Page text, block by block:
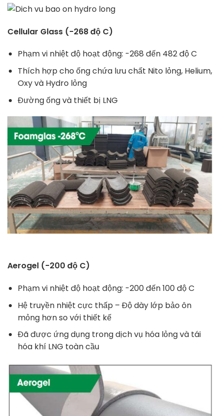
Cellular Glass (-268 độ C)
Phạm vi nhiệt độ hoạt động: -268 đến 482 độ C
Thích hợp cho ống chứa lưu chất Nito lỏng, Helium,
Oxy và Hydro lỏng
Đường ống và thiết bị LNG
Aerogel (-200 độ C)
Phạm vi nhiệt độ hoạt động: -200 đến 100 độ C
Hệ truyền nhiệt cực thấp – Độ dày lớp bảo ôn
mỏng hơn so với thiết kế
Đã được ứng dụng trong dịch vụ hóa lỏng và tái
hóa khí LNG toàn cầu